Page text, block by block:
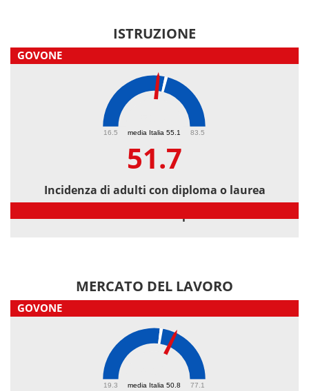
ISTRUZIONE
GOVONE
media Italia 55.1
16.5 83.5
51.7
Incidenza di adulti con diploma o laurea
MERCATO DEL LAVORO
GOVONE
media Italia 50.8
19.3 77.1